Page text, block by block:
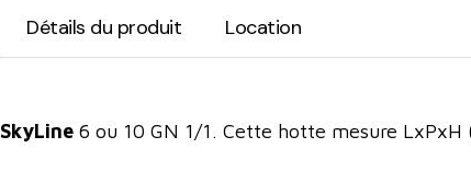
Détails du produit Location
SkyLine 6 ou 10 GN 1/1. Cette hotte mesure